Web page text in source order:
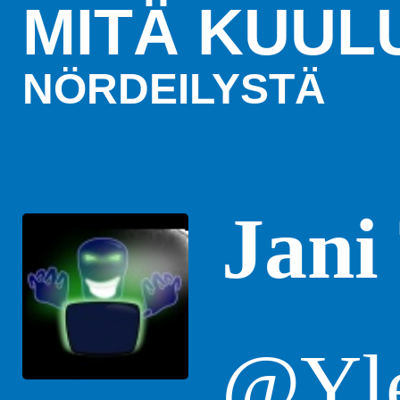
MITÄ
NÖRDEILYSTÄ
Jani